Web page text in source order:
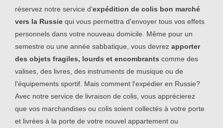
réservez notre service d'expédition de colis bon marché
vers la Russie qui vous permettra d'envoyer tous vos effets
personnels dans votre nouveau domicile. Même pour un
semestre ou une année sabbatique, vous devrez apporter
des objets fragiles, lourds et encombrants comme des
valises, des livres, des instruments de musique ou de
l'équipements sportif. Mais comment l'expédier en Russie?
Avec notre service de livraison de colis, vous apprécierez
que vos marchandises ou colis soient collectés à votre porte
et livrées à la porte de votre nouvel appartement ou